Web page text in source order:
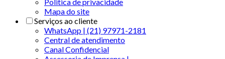
Mapa do site
Serviços ao cliente
WhatsApp | (21) 97971-2181
Central de atendimento
Canal Confidencial